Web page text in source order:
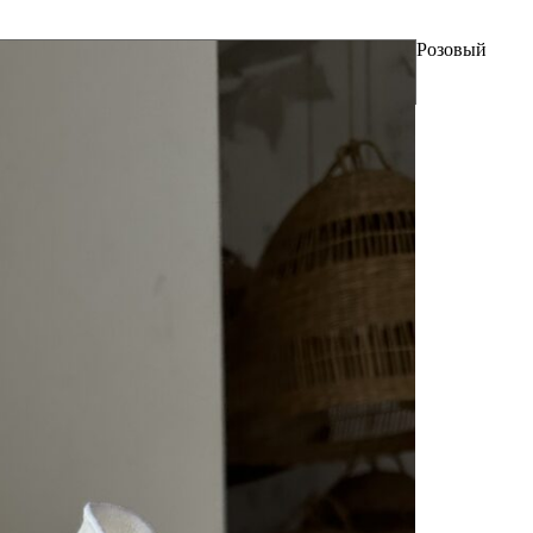
Розовый